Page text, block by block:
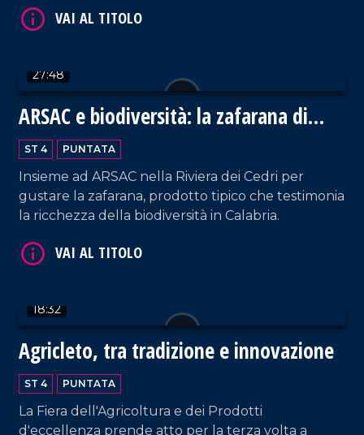
27:48
ARSAC e biodiversità: la zafarana di
Tortora
ST 4 PUNTATA
Insieme ad ARSAC nella Riviera dei Cedri per
gustare la zafarana, prodotto tipico che testimonia
la ricchezza della biodiversità in Calabria.
18:32
Agricleto, tra tradizione e innovazione
ST 4 PUNTATA
La Fiera dell'Agricoltura e dei Prodotti
d'eccellenza prende atto per la terza volta a
VAI AL TITOLO
VAI AL TITOLO